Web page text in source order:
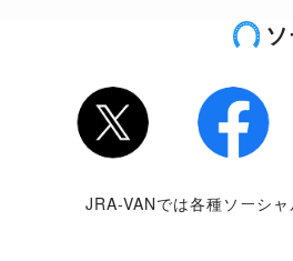
Twitter
JRA-VANでは各種ソーシ